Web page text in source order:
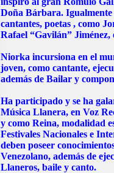
Doña Bárbara. Igualmente
cantantes, poetas , como
Rafael “Gavilán”
Niorka incursiona en el
joven, como cantante,
además de Bailar y
Ha participado y se ha
Música Llanera, en Voz
y como Reina, modalidad
Festivales Nacionales e
deben poseer
Venezolano, además de
Llaneros, baile y canto.